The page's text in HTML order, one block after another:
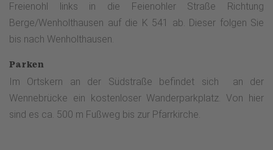
Freienohl links in die Feienohler Straße Richtung
Berge/Wenholthausen auf die K 541 ab. Dieser folgen Sie
bis nach Wenholthausen.
Parken
Im Ortskern an der Südstraße befindet sich an der
Wennebrücke ein kostenloser Wanderparkplatz. Von hier
sind es ca. 500 m Fußweg bis zur Pfarrkirche.